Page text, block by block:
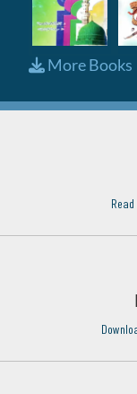
More Books